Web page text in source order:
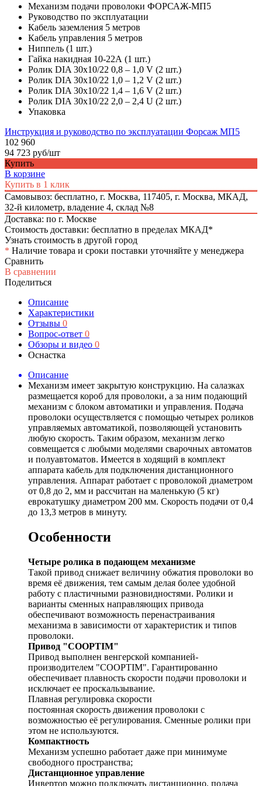
Механизм подачи проволоки ФОРСАЖ-МП5
Руководство по эксплуатации
Кабель заземления 5 метров
Кабель управления 5 метров
Ниппель (1 шт.)
Гайка накидная 10-22А (1 шт.)
Ролик DIA 30х10/22 0,8 – 1,0 V (2 шт.)
Ролик DIA 30х10/22 1,0 – 1,2 V (2 шт.)
Ролик DIA 30х10/22 1,4 – 1,6 V (2 шт.)
Ролик DIA 30х10/22 2,0 – 2,4 U (2 шт.)
Упаковка
Инструкция и руководство по эксплуатации Форсаж МП5
102 960
94 723 руб/шт
Купить
В корзине
Купить в 1 клик
Самовывоз: бесплатно, г. Москва, 117405, г. Москва, МКАД,
32-й километр, владение 4, склад №8
Доставка: по г. Москве
Стоимость доставки: бесплатно в пределах МКАД*
Узнать стоимость в другой город
* Наличие товара и сроки поставки уточняйте у менеджера
Сравнить
В сравнении
Поделиться
Описание
Характеристики
Отзывы 0
Вопрос-ответ 0
Обзоры и видео 0
Оснастка
Описание
Механизм имеет закрытую конструкцию. На салазках
размещается короб для проволоки, а за ним подающий
механизм с блоком автоматики и управления. Подача
проволоки осуществляется с помощью четырех роликов
управляемых автоматикой, позволяющей установить
любую скорость. Таким образом, механизм легко
совмещается с любыми моделями сварочных автоматов
и полуавтоматов. Имеется в ходящий в комплект
аппарата кабель для подключения дистанционного
управления. Аппарат работает с проволокой диаметром
от 0,8 до 2, мм и рассчитан на маленькую (5 кг)
еврокатушку диаметром 200 мм. Скорость подачи от 0,4
до 13,3 метров в минуту.
Особенности
Четыре ролика в подающем механизме
Такой привод снижает величину обжатия проволоки во
время её движения, тем самым делая более удобной
работу с пластичными разновидностями. Ролики и
варианты сменных направляющих привода
обеспечивают возможность перенастраивания
механизма в зависимости от характеристик и типов
проволоки.
Привод "COOPTIM"
Привод выполнен венгерской компанией-
производителем "COOPTIM". Гарантированно
обеспечивает плавность скорости подачи проволоки и
исключает ее проскальзывание.
Плавная регулировка скорости
постоянная скорость движения проволоки с
возможностью её регулирования. Сменные ролики при
этом не используются.
Компактность
Механизм успешно работает даже при минимуме
свободного пространства;
Дистанционное управление
Инвертор можно подключать дистанционно, подача